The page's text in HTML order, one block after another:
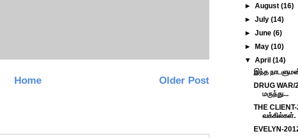
Older Post
Home
►August(16)
►July(14)
►June(6)
►
May(10)
▼April(14)
இந்த
DRUG
மருந்து...
THE
வக்கில்கள்.
EVELYN-